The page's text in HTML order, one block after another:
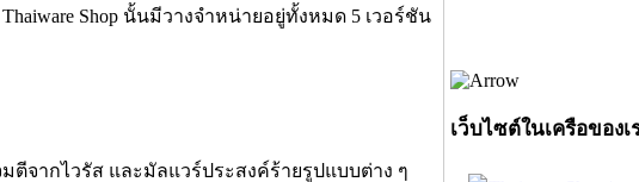
Shop นั้นมีวางจำหน่ายอยู่ทั้งหมด 5 เวอร์ชัน
จากไวรัส และมัลแวร์ประสงค์ร้ายรูปแบบต่าง ๆ
เว็บไซต์ในเครือของเ